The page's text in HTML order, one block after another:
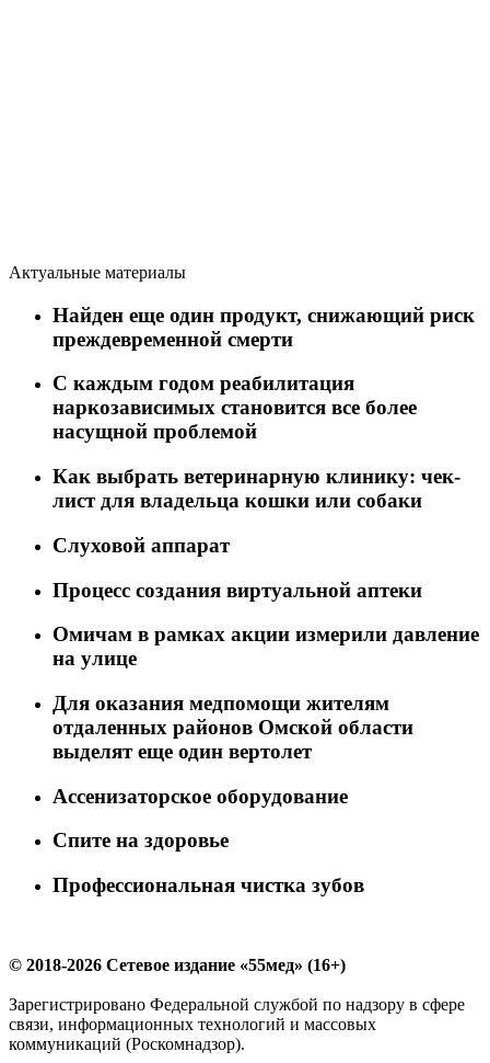
Актуальные материалы
Найден еще один продукт, снижающий риск
преждевременной смерти
C каждым годом реабилитация
наркозависимых становится все более
насущной проблемой
Как выбрать ветеринарную клинику: чек-
лист для владельца кошки или собаки
Слуховой аппарат
Процесс создания виртуальной аптеки
Омичам в рамках акции измерили давление
на улице
Для оказания медпомощи жителям
отдаленных районов Омской области
выделят еще один вертолет
Ассенизаторское оборудование
Спите на здоровье
Профессиональная чистка зубов
© 2018-2026 Сетевое издание «55мед» (16+)
Зарегистрировано Федеральной службой по надзору в сфере
связи, информационных технологий и массовых
коммуникаций (Роскомнадзор).